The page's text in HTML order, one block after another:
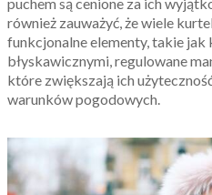
również zauważyć, że wiele
funkcjonalne elementy, takie jak
błyskawicznymi, regulowane
które zwiększają ich
warunków pogodowych.